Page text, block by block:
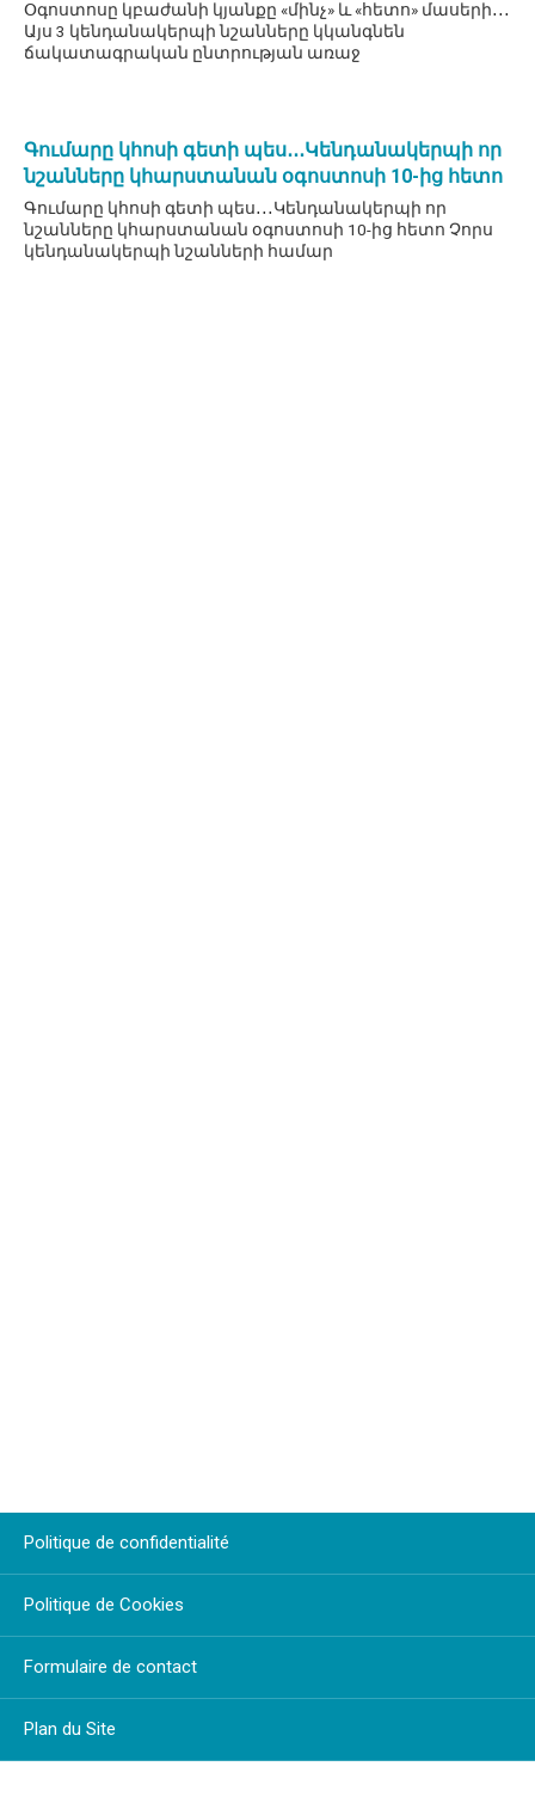
Օգոստոսը կբաժանի կյանքը «մինչ» և «հետո» մասերի․․․
Այս 3 կենդանակերպի նշանները կկանգնեն
ճակատագրական ընտրության առաջ
Գումարը կհոսի գետի պես․․․Կենդանակերպի որ
նշանները կհարստանան օգոստոսի 10-ից հետո
Գումարը կհոսի գետի պես․․․Կենդանակերպի որ
նշանները կհարստանան օգոստոսի 10-ից հետո Չորս
կենդանակերպի նշանների համար
Politique de confidentialité
Politique de Cookies
Formulaire de contact
Plan du Site